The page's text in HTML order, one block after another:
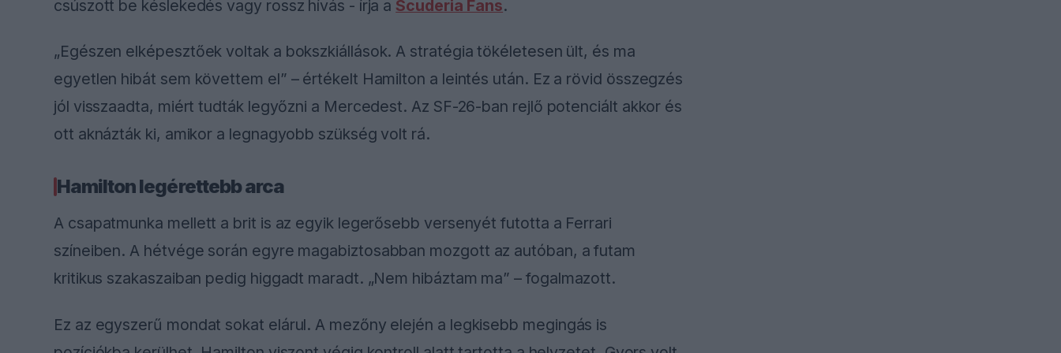
csúszott be késlekedés vagy rossz hívás - írja a Scuderia Fans.
„Egészen elképesztőek voltak a bokszkiállások. A stratégia tökéletesen ült, és ma
egyetlen hibát sem követtem el” – értékelt Hamilton a leintés után. Ez a rövid összegzés
jól visszaadta, miért tudták legyőzni a Mercedest. Az SF-26-ban rejlő potenciált akkor és
ott aknázták ki, amikor a legnagyobb szükség volt rá.
Hamilton legérettebb arca
A csapatmunka mellett a brit is az egyik legerősebb versenyét futotta a Ferrari
színeiben. A hétvége során egyre magabiztosabban mozgott az autóban, a futam
kritikus szakaszaiban pedig higgadt maradt. „Nem hibáztam ma” – fogalmazott.
Ez az egyszerű mondat sokat elárul. A mezőny elején a legkisebb megingás is